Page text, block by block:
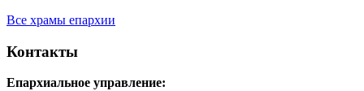
Все храмы епархии
Контакты
Епархиальное управление: